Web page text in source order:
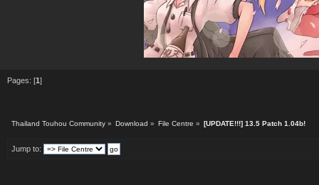
Pages: [1]
Thailand Touhou Community» Download » File Centre » [UPDATE!!!] 13.5 Patch 1.04b!
Jump to: